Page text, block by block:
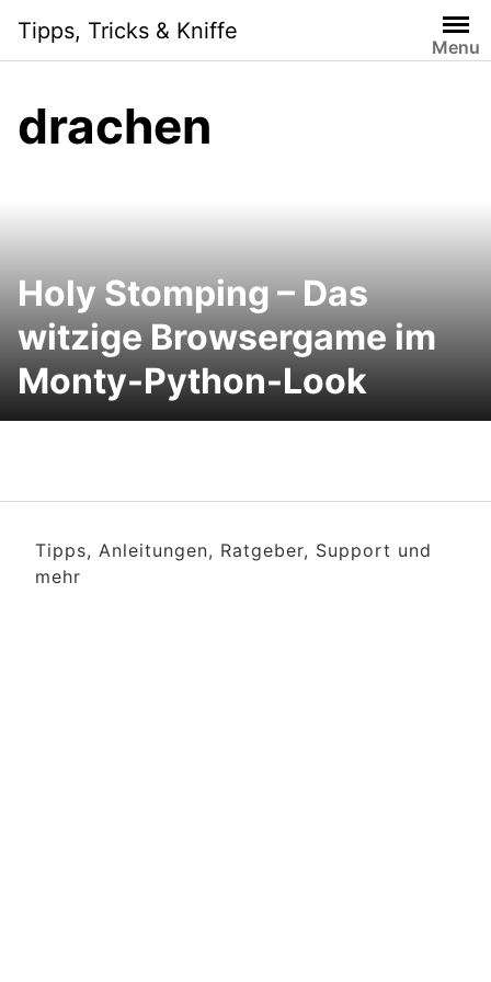
content
Tipps, Tricks & Kniffe
Menu
drachen
Holy Stomping – Das
witzige Browsergame im
Monty-Python-Look
Tipps, Anleitungen, Ratgeber, Support und
mehr